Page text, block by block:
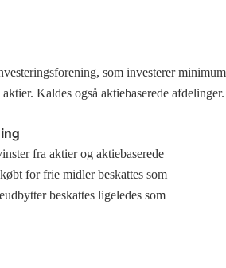
som investerer minimum
Kaldes også aktiebaserede afdelinger.
fra aktier og aktiebaserede
for frie midler beskattes som
beskattes ligeledes som